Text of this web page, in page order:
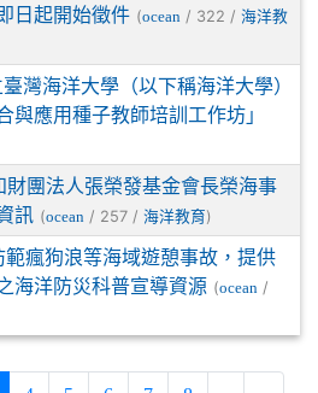
日起開始徵件 (ocean / 322 / 海洋教
臺灣海洋大學（以下稱海洋大學）
與應用種子教師培訓工作坊」
財團法人張榮發基金會長榮海事
訊 (ocean / 257 / 海洋教育)
範瘋狗浪等海域遊憩事故，提供
海洋防災科普宣導資源 (ocean /